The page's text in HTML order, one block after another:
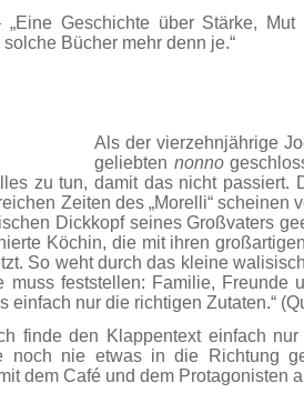
Geschichte über Stärke,
Bücher mehr denn je.“
Als der vierzehnjährige
geliebten nonno
zu tun, damit das nicht passiert.
Zeiten des „Morelli“ scheinen
Dickkopf seines Großvaters
Köchin, die mit ihren
So weht durch das kleine
muss feststellen: Familie, Freunde
einfach nur die richtigen Zutaten.“
finde den Klappentext einfach
noch nie etwas in die Richtung
dem Café und dem Protagonisten